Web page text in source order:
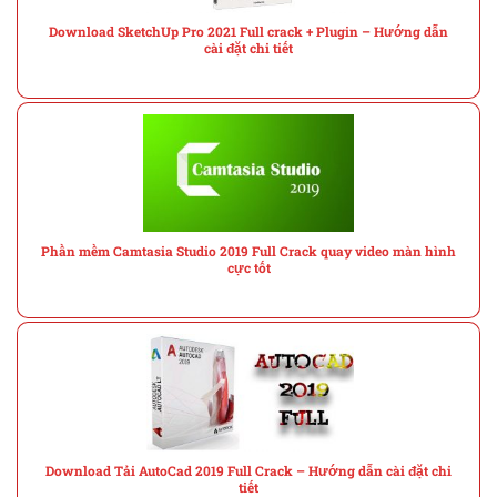
Download SketchUp Pro 2021 Full crack + Plugin – Hướng dẫn
cài đặt chi tiết
Phần mềm Camtasia Studio 2019 Full Crack quay video màn hình
cực tốt
Download Tải AutoCad 2019 Full Crack – Hướng dẫn cài đặt chi
tiết